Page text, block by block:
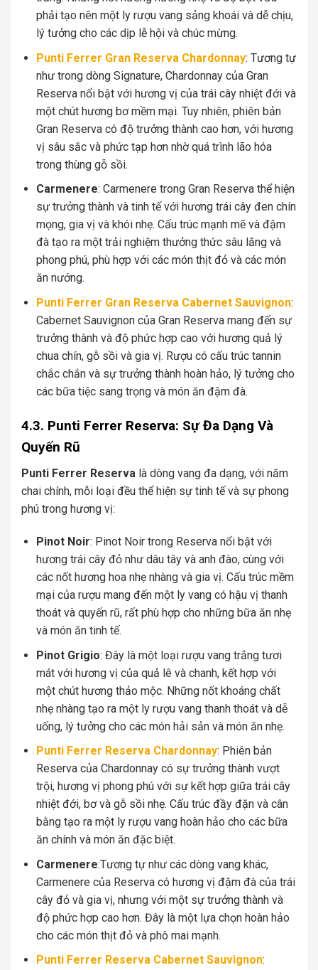
phải tạo nên một ly rượu vang sảng khoái và dễ chịu,
lý tưởng cho các dịp lễ hội và chúc mừng.
Punti Ferrer Gran Reserva Chardonnay: Tương tự
như trong dòng Signature, Chardonnay của Gran
Reserva nổi bật với hương vị của trái cây nhiệt đới và
một chút hương bơ mềm mại. Tuy nhiên, phiên bản
Gran Reserva có độ trưởng thành cao hơn, với hương
vị sâu sắc và phức tạp hơn nhờ quá trình lão hóa
trong thùng gỗ sồi.
Carmenere: Carmenere trong Gran Reserva thể hiện
sự trưởng thành và tinh tế với hương trái cây đen chín
mọng, gia vị và khói nhẹ. Cấu trúc mạnh mẽ và đậm
đà tạo ra một trải nghiệm thưởng thức sâu lắng và
phong phú, phù hợp với các món thịt đỏ và các món
ăn nướng.
Punti Ferrer Gran Reserva Cabernet Sauvignon:
Cabernet Sauvignon của Gran Reserva mang đến sự
trưởng thành và độ phức hợp cao với hương quả lý
chua chín, gỗ sồi và gia vị. Rượu có cấu trúc tannin
chắc chắn và sự trưởng thành hoàn hảo, lý tưởng cho
các bữa tiệc sang trọng và món ăn đậm đà.
4.3. Punti Ferrer Reserva: Sự Đa Dạng Và
Quyến Rũ
Punti Ferrer Reserva là dòng vang đa dạng, với năm
chai chính, mỗi loại đều thể hiện sự tinh tế và sự phong
phú trong hương vị:
Pinot Noir: Pinot Noir trong Reserva nổi bật với
hương trái cây đỏ như dâu tây và anh đào, cùng với
các nốt hương hoa nhẹ nhàng và gia vị. Cấu trúc mềm
mại của rượu mang đến một ly vang có hậu vị thanh
thoát và quyến rũ, rất phù hợp cho những bữa ăn nhẹ
và món ăn tinh tế.
Pinot Grigio: Đây là một loại rượu vang trắng tươi
mát với hương vị của quả lê và chanh, kết hợp với
một chút hương thảo mộc. Những nốt khoáng chất
nhẹ nhàng tạo ra một ly rượu vang thanh thoát và dễ
uống, lý tưởng cho các món hải sản và món ăn nhẹ.
Punti Ferrer Reserva Chardonnay: Phiên bản
Reserva của Chardonnay có sự trưởng thành vượt
trội, hương vị phong phú với sự kết hợp giữa trái cây
nhiệt đới, bơ và gỗ sồi nhẹ. Cấu trúc đầy đặn và cân
bằng tạo ra một ly rượu vang hoàn hảo cho các bữa
ăn chính và món ăn đặc biệt.
Carmenere:Tương tự như các dòng vang khác,
Carmenere của Reserva có hương vị đậm đà của trái
cây đỏ và gia vị, nhưng với một sự trưởng thành và
độ phức hợp cao hơn. Đây là một lựa chọn hoàn hảo
cho các món thịt đỏ và phô mai mạnh.
Punti Ferrer Reserva Cabernet Sauvignon: